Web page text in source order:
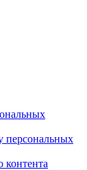
персональных
контента